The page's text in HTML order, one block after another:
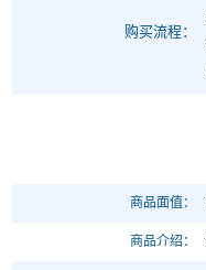
购买流程：
商品面值：
商品介绍：